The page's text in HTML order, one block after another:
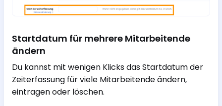
Startdatum für mehrere Mitarbeitende
ändern
Du kannst mit wenigen Klicks das Startdatum der
Zeiterfassung für viele Mitarbeitende ändern,
eintragen oder löschen.